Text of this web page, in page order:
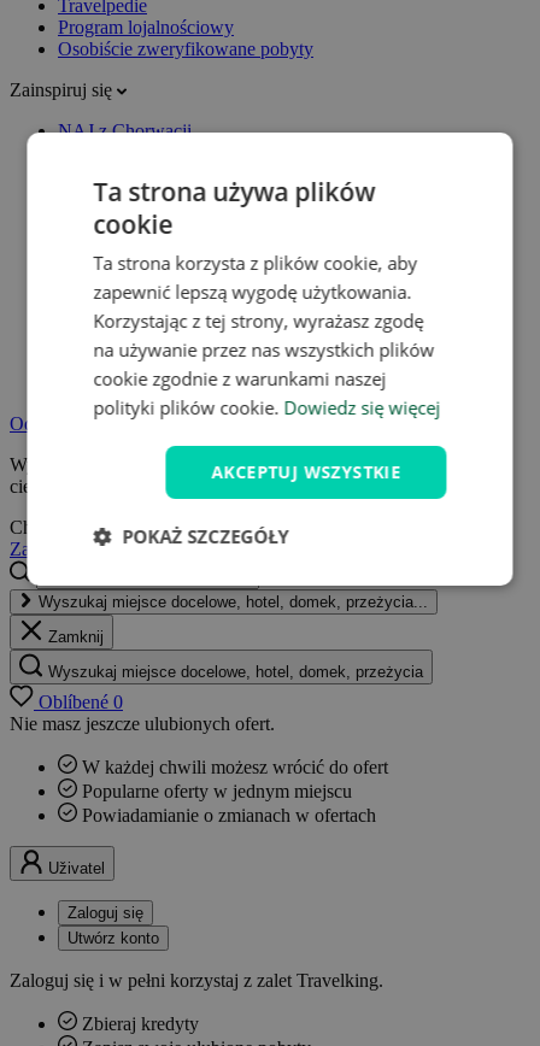
Travelpedie
Program lojalnościowy
Osobiście zweryfikowane pobyty
Zainspiruj się
NAJ z Chorwacji
Odpocznij na pobycie wellness
Wybierz pobyt wellness z jacuzzi, sauną lub basenem termalnym i
ciesz się zasłużonym wypoczynkiem.
Chcę się zrelaksować
Zaloguj się
Utwórz konto
Wyszukaj miejsce docelowe, hotel, domek, przeżycia...
Zamknij
Wyszukaj miejsce docelowe, hotel, domek, przeżycia
Oblíbené 0
Nie masz jeszcze ulubionych ofert.
W każdej chwili możesz wrócić do ofert
Popularne oferty w jednym miejscu
Powiadamianie o zmianach w ofertach
Uživatel
Zaloguj się
Utwórz konto
Zaloguj się i w pełni korzystaj z zalet Travelking.
Zbieraj kredyty
Ta strona używa plików
cookie
Ta strona korzysta z plików cookie, aby
zapewnić lepszą wygodę użytkowania.
Korzystając z tej strony, wyrażasz zgodę
na używanie przez nas wszystkich plików
cookie zgodnie z warunkami naszej
polityki plików cookie. Dowiedz się więcej
AKCEPTUJ WSZYSTKIE
POKAŻ SZCZEGÓŁY